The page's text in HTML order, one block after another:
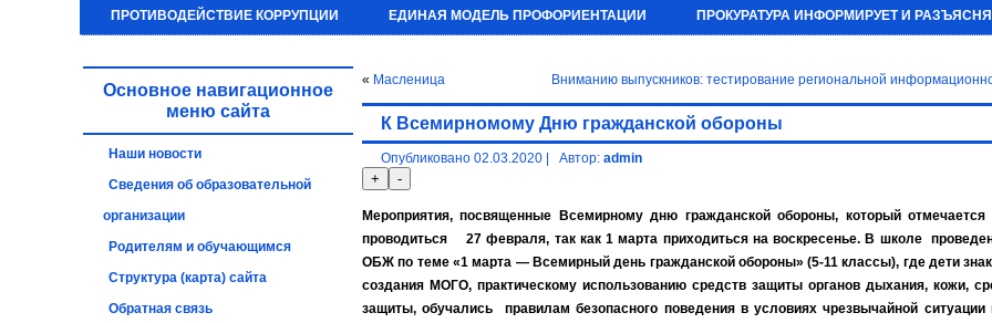
ПРОТИВОДЕЙСТВИЕ КОРРУПЦИИ ЕДИНАЯ МОДЕЛЬ ПРОФОРИЕНТАЦИИ ПРОКУРАТУРА ИНФОРМИРУЕТ И
Основное навигационное
меню сайта
Наши новости
Сведения об образовательной
организации
Родителям и обучающимся
Структура (карта) сайта
Обратная связь
« Масленица Вниманию выпускников: тестирование региональной
К Всемирномому Дню гражданской обороны
Опубликовано 02.03.2020 Автор: admin
Мероприятия, посвященные Всемирному дню гражданской обороны, который
проводиться 27 февраля, так как 1 марта приходиться на воскресенье. В школе
ОБЖ по теме «1 марта — Всемирный день гражданской обороны» (5-11 классы), где дети
создания МОГО, практическому использованию средств защиты органов дыхания, кожи,
защиты, обучались правилам безопасного поведения в условиях чрезвычайной